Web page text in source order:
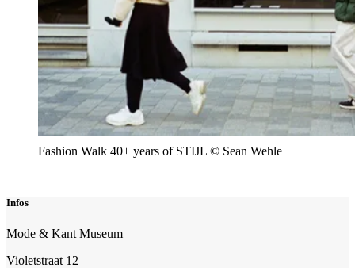
Fashion Walk 40+ years of STIJL © Sean Wehle
Infos
Mode & Kant Museum
Violetstraat 12